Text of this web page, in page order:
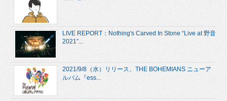
LIVE REPORT：Nothing's Carved In Stone “Live at 野音
2021”...
2021/9/8（水）リリース、THE BOHEMIANS ニューア
ルバム『ess...